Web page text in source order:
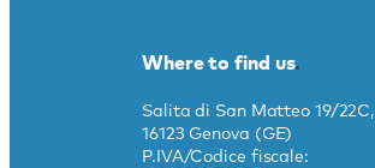
Where to find us.
Salita di San Matteo 19/22C,
16123 Genova (GE)
P.IVA/Codice fiscale: